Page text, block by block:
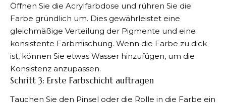
Öffnen Sie die Acrylfarbdose und rühren Sie die
Farbe gründlich um. Dies gewährleistet eine
gleichmäßige Verteilung der Pigmente und eine
konsistente Farbmischung. Wenn die Farbe zu dick
ist, können Sie etwas Wasser hinzufügen, um die
Konsistenz anzupassen.
Schritt 3: Erste Farbschicht auftragen
Tauchen Sie den Pinsel oder die Rolle in die Farbe ein